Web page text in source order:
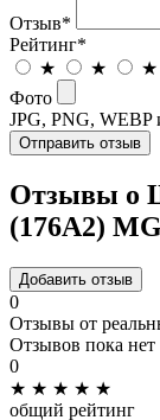
Отзыв*
Рейтинг*
★
★ ★
Фото
JPG, PNG,
Отправить отзыв
Отзывы о
(176A2)
Добавить отзыв
0
Отзывы от
Отзывов пока нет
0
★ ★ ★ ★ ★
общий рейтинг